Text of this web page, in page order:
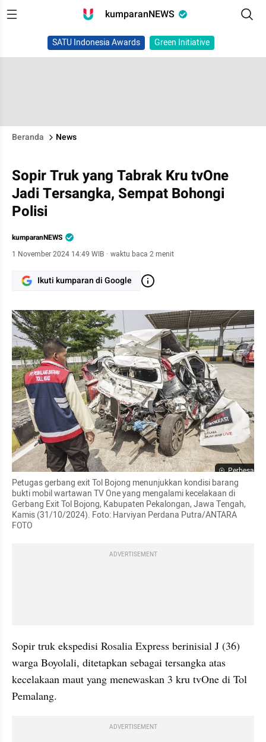
kumparanNEWS
SATU Indonesia Awards Green Initiative
Beranda News
Sopir Truk yang Tabrak Kru tvOne
Jadi Tersangka, Sempat Bohongi
Polisi
kumparanNEWS
1 November 2024 14:49 WIB · waktu baca 2 menit
Ikuti kumparan di Google
Perbesar
Petugas gerbang exit Tol Bojong menunjukkan kondisi barang
bukti mobil wartawan TV One yang mengalami kecelakaan di
Gerbang Exit Tol Bojong, Kabupaten Pekalongan, Jawa Tengah,
Kamis (31/10/2024). Foto: Harviyan Perdana Putra/ANTARA
FOTO
ADVERTISEMENT
Sopir truk ekspedisi Rosalia Express berinisial J (36)
warga Boyolali, ditetapkan sebagai tersangka atas
kecelakaan maut yang menewaskan 3 kru tvOne di Tol
Pemalang.
ADVERTISEMENT